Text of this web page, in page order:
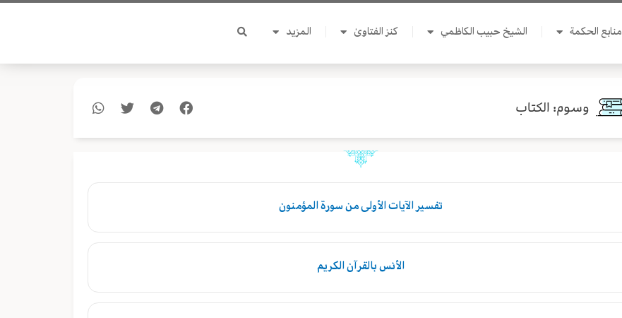
منابع الحكمة الشيخ حبيب الكاظمي كنز الفتاوىٰ المزيد
وسوم: الكتاب
تفسير الآيات الأولى من سورة المؤمنون
الأنس بالقرآن الكريم